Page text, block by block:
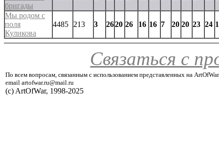
бригады
Мы родом с
поля
Куликова
4485 213 3 2620 26 16 16 7 20 20 23 24
Связаться с
По всем вопросам, связанным с использованием представленных на
email artofwar.ru@mail.ru
(с) ArtOfWar, 1998-2025